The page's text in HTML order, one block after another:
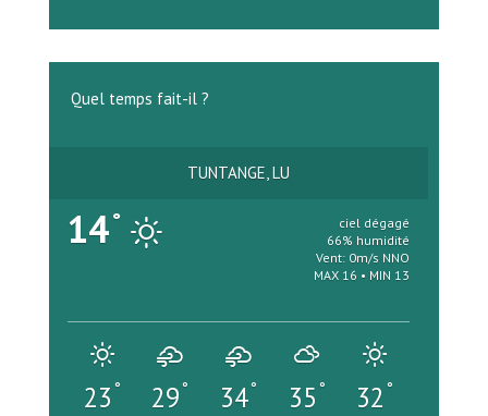
Quel temps fait-il ?
TUNTANGE, LU
14 °
ciel dégagé
66% humidité
Vent: 0m/s NNO
MAX 16 • MIN 13
23 ° 29° 34° 35 ° 32 °